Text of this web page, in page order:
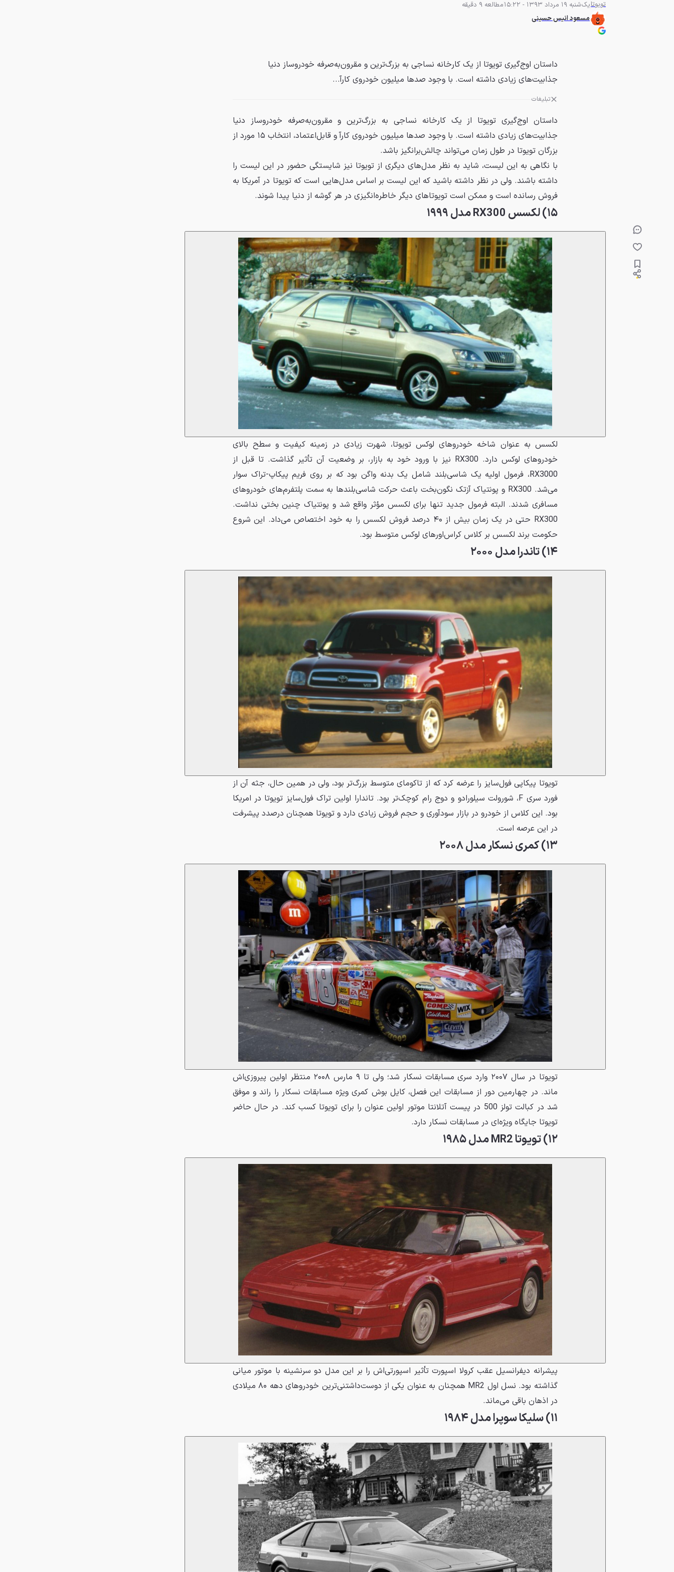
تویوتایک‌شنبه 19 مرداد 1393 - 15:22
مطالعه 9 دقیقه
مسعود انیس حسینی
داستان اوج‌گیری تویوتا از یک کارخانه نساجی به بزرگ‌ترین و مقرون‌به‌صرفه خودروساز دنیا
جذابیت‌های زیادی داشته است. با وجود صدها میلیون خودروی کارآ...
تبلیغات
داستان اوج‌گیری تویوتا از یک کارخانه نساجی به بزرگ‌ترین و مقرون‌به‌صرفه خودروساز دنیا
جذابیت‌های زیادی داشته است. با وجود صدها میلیون خودروی کارآ و قابل‌اعتماد، انتخاب ۱۵ مورد از
بزرگان تویوتا در طول زمان می‌تواند چالش‌برانگیز باشد.
با نگاهی به این لیست، شاید به نظر مدل‌های دیگری از تویوتا نیز شایستگی حضور در این لیست را
داشته باشند. ولی در نظر داشته باشید که این لیست بر اساس مدل‌هایی است که تویوتا در آمریکا به
فروش رسانده است و ممکن است تویوتاهای دیگر خاطره‌انگیزی در هر گوشه از دنیا پیدا شوند.
۱۵) لکسس RX300 مدل ۱۹۹۹
لکسس به عنوان شاخه خودروهای لوکس تویوتا، شهرت زیادی در زمینه کیفیت و سطح بالای
خودروهای لوکس دارد. RX300 نیز با ورود خود به بازار، بر وضعیت آن تأثیر گذاشت. تا قبل از
RX3000، فرمول اولیه یک شاسی‌بلند شامل یک بدنه واگن بود که بر روی فریم پیکاپ-تراک سوار
می‌شد. RX300 و پونتیاک آزتک نگون‌بخت باعث حرکت شاسی‌بلندها به سمت پلتفرم‌های خودروهای
مسافری شدند. البته فرمول جدید تنها برای لکسس مؤثر واقع شد و پونتیاک چنین بختی نداشت.
RX300 حتی در یک زمان بیش از ۴۰ درصد فروش لکسس را به خود اختصاص می‌داد. این شروع
حکومت برند لکسس بر کلاس کراس‌اورهای لوکس متوسط بود.
۱۴) تاندرا مدل ۲۰۰۰
تویوتا پیکاپی فول‌سایز را عرضه کرد که از تاکومای متوسط بزرگ‌تر بود، ولی در همین حال، جثه آن از
فورد سری F، شورولت سیلورادو و دوج رام کوچک‌تر بود. تاندارا اولین تراک فول‌سایز تویوتا در امریکا
بود. این کلاس از خودرو در بازار سودآوری و حجم فروش زیادی دارد و تویوتا همچنان درصدد پیشرفت
در این عرصه است.
۱۳) کمری نسکار مدل ۲۰۰۸
تویوتا در سال ۲۰۰۷ وارد سری مسابقات نسکار شد؛ ولی تا ۹ مارس ۲۰۰۸ منتظر اولین پیروزی‌اش
ماند. در چهارمین دور از مسابقات این فصل، کایل بوش کمری ویژه مسابقات نسکار را راند و موفق
شد در کبالت تولز 500 در پیست آتلانتا موتور اولین عنوان را برای تویوتا کسب کند. در حال حاضر
تویوتا جایگاه ویژه‌ای در مسابقات نسکار دارد.
۱۲) تویوتا MR2 مدل ۱۹۸۵
پیشرانه دیفرانسیل عقب کرولا اسپورت تأثیر اسپورتی‌اش را بر این مدل دو سرنشینه با موتور میانی
گذاشته بود. نسل اول MR2 همچنان به عنوان یکی از دوست‌داشتنی‌ترین خودروهای دهه ۸۰ میلادی
در اذهان باقی می‌ماند.
۱۱) سلیکا سوپرا مدل ۱۹۸۴